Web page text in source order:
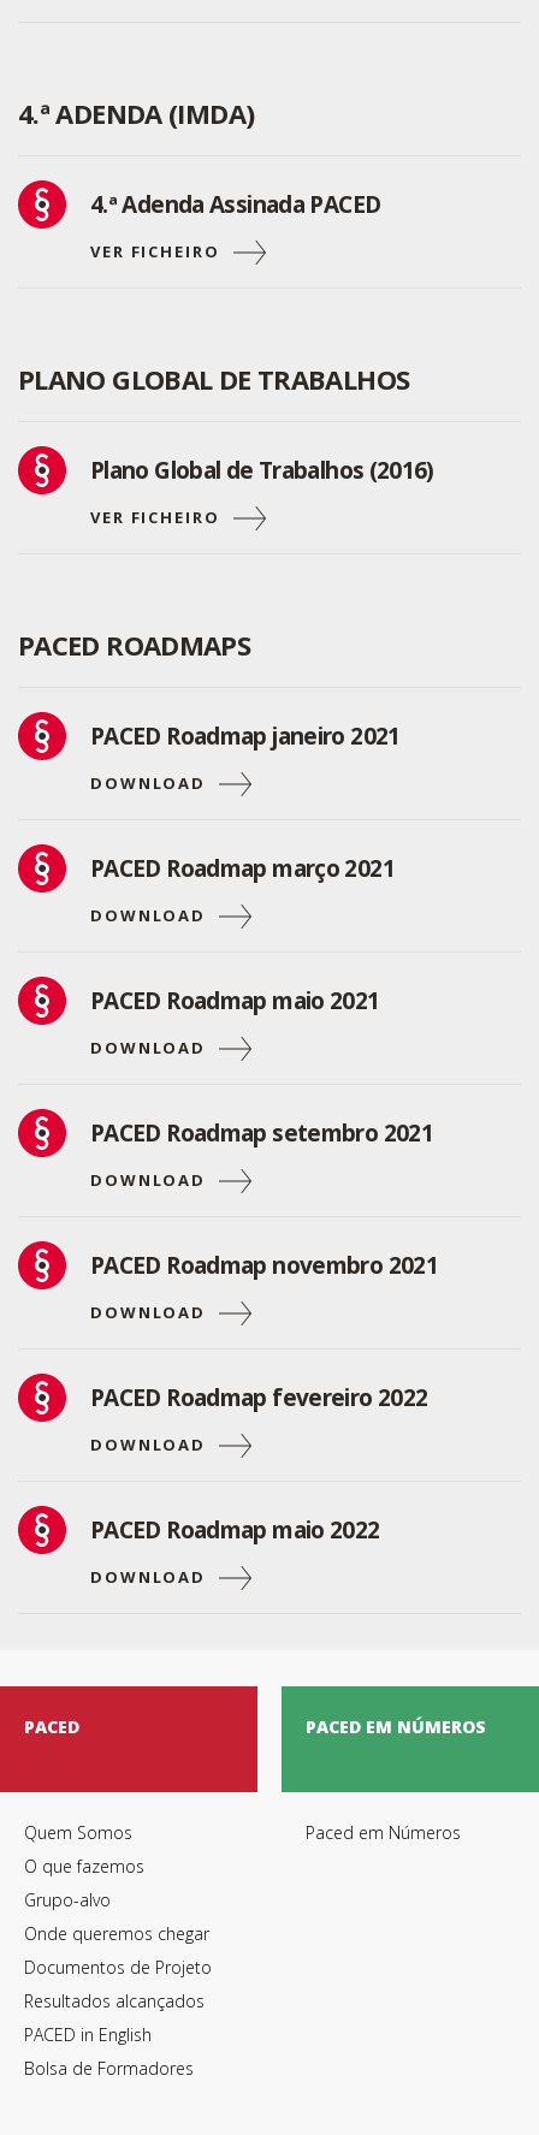
4.ª ADENDA (IMDA)
4.ª Adenda Assinada PACED
VER FICHEIRO
PLANO GLOBAL DE TRABALHOS
Plano Global de Trabalhos (2016)
VER FICHEIRO
PACED ROADMAPS
PACED Roadmap janeiro 2021
DOWNLOAD
PACED Roadmap março 2021
DOWNLOAD
PACED Roadmap maio 2021
DOWNLOAD
PACED Roadmap setembro 2021
DOWNLOAD
PACED Roadmap novembro 2021
DOWNLOAD
PACED Roadmap fevereiro 2022
DOWNLOAD
PACED Roadmap maio 2022
DOWNLOAD
PACED
Quem Somos
O que fazemos
Grupo-alvo
Onde queremos chegar
Documentos de Projeto
Resultados alcançados
PACED in English
Bolsa de Formadores
PACED EM NÚMEROS
Paced em Números
Li e aceito osTermos de Utilização